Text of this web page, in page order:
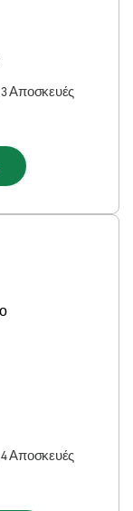
3Αποσκευές
4Αποσκευές